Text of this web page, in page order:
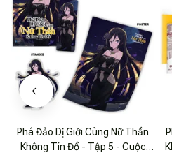
Phá Đảo Dị Giới Cùng Nữ Thần
Không Tín Đồ - Tập 5 - Cuộc